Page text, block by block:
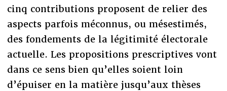
cinq contributions proposent de relier des
aspects parfois méconnus, ou mésestimés,
des fondements de la légitimité électorale
actuelle. Les propositions prescriptives vont
dans ce sens bien qu’elles soient loin
d’épuiser en la matière jusqu’aux thèses